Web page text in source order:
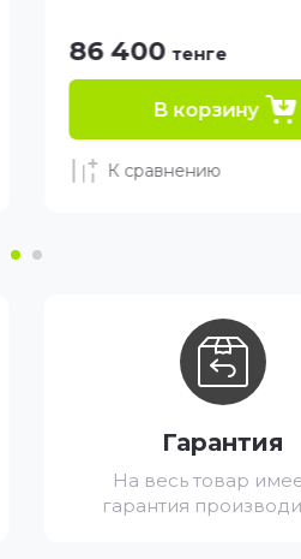
86 400 тенге
В корзину
К сравнению
Гарантия
На весь товар
гарантия